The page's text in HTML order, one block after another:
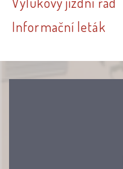
Informační leták